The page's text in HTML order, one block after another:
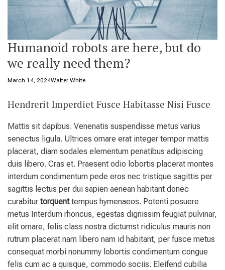
Humanoid robots are here, but do
we really need them?
March 14, 2024Walter White
Hendrerit Imperdiet Fusce Habitasse Nisi Fusce
Mattis sit dapibus. Venenatis suspendisse metus varius
senectus ligula. Ultrices ornare erat integer tempor mattis
placerat, diam sodales elementum penatibus adipiscing
duis libero. Cras et. Praesent odio lobortis placerat montes
interdum condimentum pede eros nec tristique sagittis per
sagittis lectus per dui sapien aenean habitant donec
curabitur torquenttempus hymenaeos. Potenti posuere
metus Interdum rhoncus, egestas dignissim feugiat pulvinar,
elit ornare, felis class nostra dictumst ridiculus mauris non
rutrum placerat nam libero nam id habitant, per fusce metus
consequat morbi nonummy lobortis condimentum congue
felis cum ac a quisque, commodo sociis. Eleifend cubilia